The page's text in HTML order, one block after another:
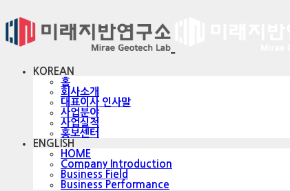
KOREAN
홈
회사소개
대표이사 인사말
사업분야
사업실적
홍보센터
ENGLISH
HOME
Company Introduction
Business Field
Business Performance